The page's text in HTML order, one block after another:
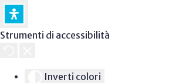
Strumenti di accessibilità
Inverti colori